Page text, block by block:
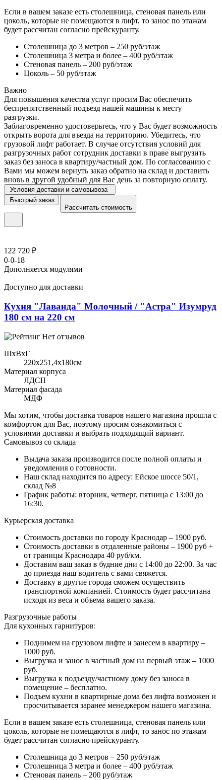
Если в вашем заказе есть столешница, стеновая панель или
цоколь, которые не помещаются в лифт, то занос по этажам
будет рассчитан согласно прейскуранту.
Столешница до 3 метров – 250 руб/этаж
Столешница 3 метра и более – 400 руб/этаж
Стеновая панель – 200 руб/этаж
Цоколь – 50 руб/этаж
Важно
Для повышения качества услуг просим Вас обеспечить
беспрепятственный подъезд нашей машины к месту
разгрузки.
Заблаговременно удостоверьтесь, что у Вас будет возможность
открыть ворота для въезда на территорию. Убедитесь, что
грузовой лифт работает. В случае отсутствия условий для
разгрузочных работ сотрудник доставки в праве выгрузить
заказ без заноса в квартиру/частный дом. По согласованию с
Вами мы можем вернуть заказ обратно на склад и доставить
вновь в другой удобный для Вас день за повторную оплату.
Условия доставки и самовывоза
Быстрый заказ
Рассчитать стоимость
122 720 ₽
0-0-18
Дополняется модулями
Доступно для доставки
Кухня "Лаванда" Молочный / "Астра" Изумруд
180 см на 220 см
Нет отзывов
ШхВхГ
220x251,4х180см
Материал корпуса
ЛДСП
Материал фасада
МДФ
Мы хотим, чтобы доставка товаров нашего магазина прошла с
комфортом для Вас, поэтому просим ознакомиться с
условиями доставки и выбрать подходящий вариант.
Самовывоз со склада
Выдача заказа производится после полной оплаты и
уведомления о готовности.
Наш склад находится по адресу: Ейское шоссе 50/1,
склад №8
График работы: вторник, четверг, пятница с 13:00 до
16:30.
Курьерская доставка
Стоимость доставки по городу Краснодар – 1900 руб.
Стоимость доставки в отдаленные районы – 1900 руб +
от границы Краснодара 40 руб/км.
Доставим ваш заказ в будние дни с 14:00 до 22:00. За час
до приезда наш водитель с вами свяжется.
Доставку в другие города сможем осуществить
транспортной компанией. Стоимость будет рассчитана
исходя из веса и объема вашего заказа.
Разгрузочные работы
Для кухонных гарнитуров:
Поднимем на грузовом лифте и занесем в квартиру –
1000 руб.
Выгрузка и занос в частный дом на первый этаж – 1000
руб.
Выгрузка к подъезду/частному дому без заноса в
помещение – бесплатно.
Подъем кухни в квартирные дома без лифта возможен и
просчитывается заранее менеджером нашего магазина.
Если в вашем заказе есть столешница, стеновая панель или
цоколь, которые не помещаются в лифт, то занос по этажам
будет рассчитан согласно прейскуранту.
Столешница до 3 метров – 250 руб/этаж
Столешница 3 метра и более – 400 руб/этаж
Стеновая панель – 200 руб/этаж